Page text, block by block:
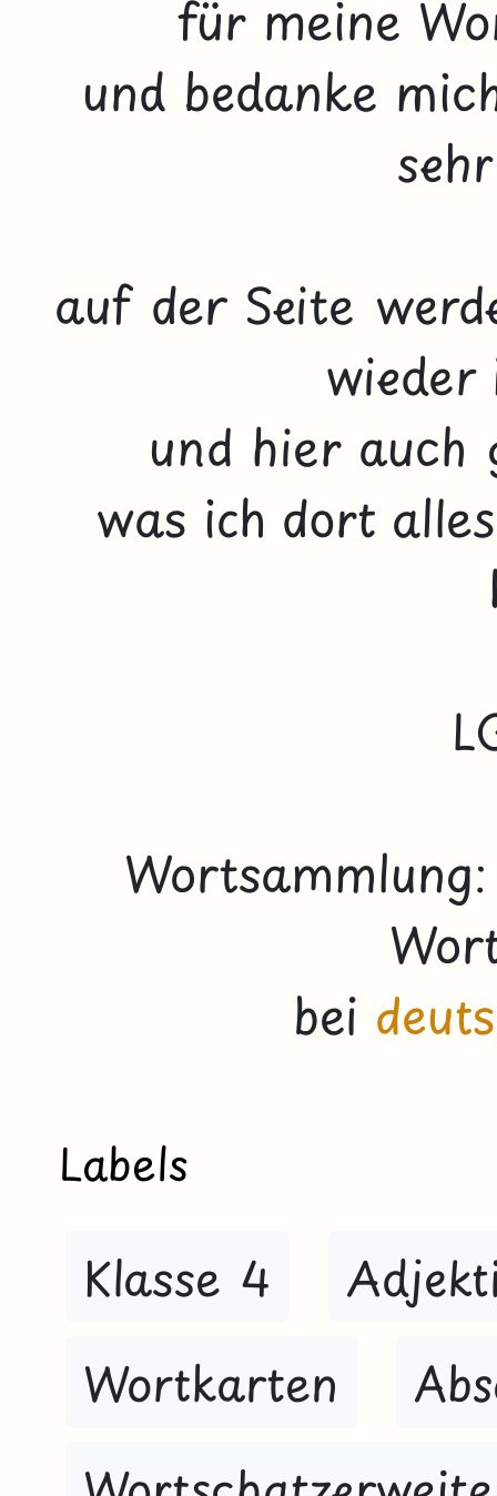
für meine
und bedanke
auf der Seite
und hier auch
was ich dort
bei
Labels
Klasse 4
Wortkarten